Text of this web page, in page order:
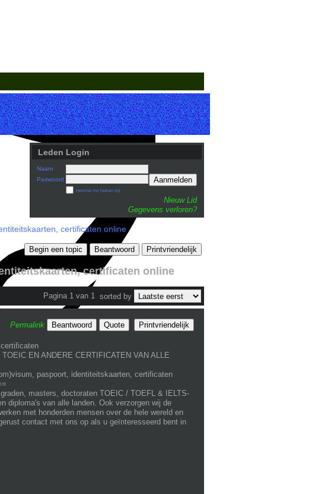
Leden Login
Naam
Paswoord
Aanmelden
Herinner mij herken mij
Nieuw Lid
Gegevens verloren?
certificaten online
Begin een topic Beantwoord Printvriendelijk
certificaten online
Pagina 1 van 1 sorted by
Permalink Beantwoord Quote Printvriendelijk
EN ANDERE CERTIFICATEN VAN ALLE
paspoort, identiteitskaarten, certificaten
masters, doctoraten TOEIC / TOEFL & IELTS-
diploma's van alle landen. Ook verzorgen wij de
met honderden mensen over de hele wereld en
contact met ons op als u geïnteresseerd bent in